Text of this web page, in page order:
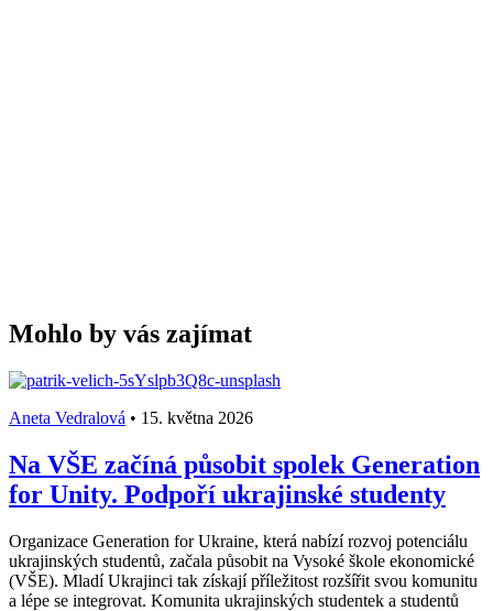
Mohlo by vás zajímat
Aneta Vedralová • 15. května 2026
Na VŠE začíná působit spolek Generation
for Unity. Podpoří ukrajinské studenty
Organizace Generation for Ukraine, která nabízí rozvoj potenciálu
ukrajinských studentů, začala působit na Vysoké škole ekonomické
(VŠE). Mladí Ukrajinci tak získají příležitost rozšířit svou komunitu
a lépe se integrovat. Komunita ukrajinských studentek a studentů